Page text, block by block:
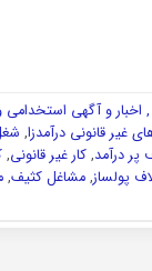
اخبار و آگهی استخدامی
غیر قانونی درآمدزا,
پر درآمد, کار غیر قانونی,
پولساز, مشاغل کثیف,